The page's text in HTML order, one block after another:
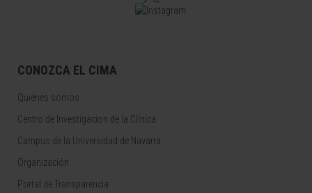
CONOZCA EL CIMA
Quiénes somos
Centro de Investigacion de la Clínica
Campus de la Universidad de Navarra
Organización
Portal de Transparencia